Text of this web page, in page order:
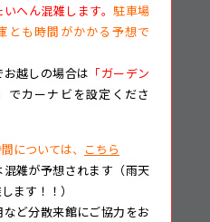
いへん混雑します。駐車場
とも時間がかかる予想で
お越しの場合は 「ガーデン
でカーナビを設定くださ
については、 こちら
混雑が予想されます（雨天
ます！！）
ど分散来館にご協力をお